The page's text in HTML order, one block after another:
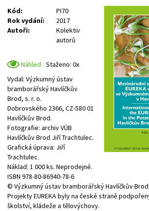
Kód:
PI70
Rok vydání:
2017
Autoři:
Kolektiv
autorů
Náhled
Staženo: 0x
Vydal: Výzkumný ústav
bramborářský Havlíčkův
Brod, s. r. o.
Dobrovského 2366, CZ-580 01
Havlíčkův Brod.
Fotografie: archiv VÚB
Havlíčkův Brod Jiří Trachtulec.
Grafická úprava: Jiří
Trachtulec.
Náklad: 1 000 ks. Neprodejné.
ISBN 978-80-86940-78-6
© Výzkumný ústav bramborářský Havlíčkův
Projekty EUREKA byly na české straně
školství, kládeže a tělovýchovy.